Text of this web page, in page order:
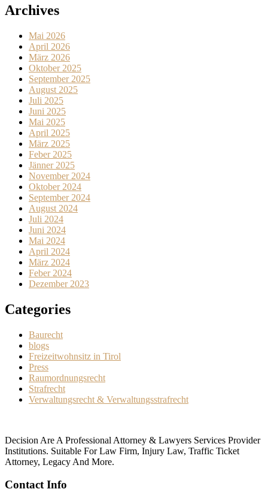
Archives
Mai 2026
April 2026
März 2026
Oktober 2025
September 2025
August 2025
Juli 2025
Juni 2025
Mai 2025
April 2025
März 2025
Feber 2025
Jänner 2025
November 2024
Oktober 2024
September 2024
August 2024
Juli 2024
Juni 2024
Mai 2024
April 2024
März 2024
Feber 2024
Dezember 2023
Categories
Baurecht
blogs
Freizeitwohnsitz in Tirol
Press
Raumordnungsrecht
Strafrecht
Verwaltungsrecht & Verwaltungsstrafrecht
Decision Are A Professional Attorney & Lawyers Services Provider
Institutions. Suitable For Law Firm, Injury Law, Traffic Ticket
Attorney, Legacy And More.
Contact Info